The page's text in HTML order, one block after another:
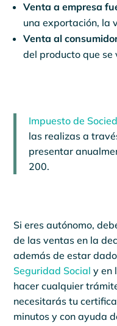
Venta a empresa
una exportación, la
Venta al
del producto que se
Impuesto de
las realizas a
presentar
200.
Si eres autónomo,
de las ventas en la
además de estar
Seguridad Social y en
hacer cualquier
necesitarás tu
minutos y con ayuda